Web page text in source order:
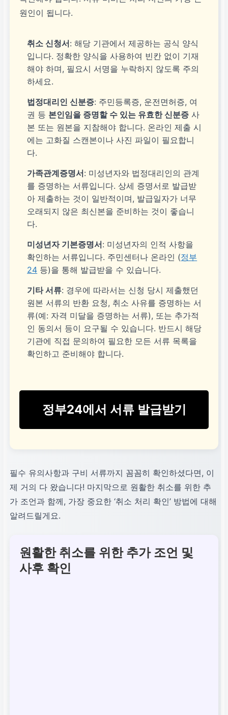
원인이 됩니다.
취소 신청서: 해당 기관에서 제공하는 공식 양식
입니다. 정확한 양식을 사용하여 빈칸 없이 기재
해야 하며, 필요시 서명을 누락하지 않도록 주의
하세요.
법정대리인 신분증: 주민등록증, 운전면허증, 여
권 등 본인임을 증명할 수 있는 유효한 신분증 사
본 또는 원본을 지참해야 합니다. 온라인 제출 시
에는 고화질 스캔본이나 사진 파일이 필요합니
다.
가족관계증명서: 미성년자와 법정대리인의 관계
를 증명하는 서류입니다. 상세 증명서로 발급받
아 제출하는 것이 일반적이며, 발급일자가 너무
오래되지 않은 최신본을 준비하는 것이 좋습니
다.
미성년자 기본증명서: 미성년자의 인적 사항을
확인하는 서류입니다. 주민센터나 온라인 (정부
24 등)을 통해 발급받을 수 있습니다.
기타 서류: 경우에 따라서는 신청 당시 제출했던
원본 서류의 반환 요청, 취소 사유를 증명하는 서
류(예: 자격 미달을 증명하는 서류), 또는 추가적
인 동의서 등이 요구될 수 있습니다. 반드시 해당
기관에 직접 문의하여 필요한 모든 서류 목록을
확인하고 준비해야 합니다.
정부24에서 서류 발급받기
필수 유의사항과 구비 서류까지 꼼꼼히 확인하셨다면, 이
제 거의 다 왔습니다! 마지막으로 원활한 취소를 위한 추
가 조언과 함께, 가장 중요한 ‘취소 처리 확인’ 방법에 대해
알려드릴게요.
원활한 취소를 위한 추가 조언 및
사후 확인